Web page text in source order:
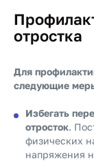
отростка
Для
следующие
Избегать
отросток.
физических
напряжения